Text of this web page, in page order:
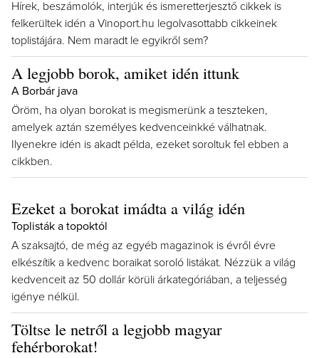
Hírek, beszámolók, interjúk és ismeretterjesztő cikkek is
felkerültek idén a Vinoport.hu legolvasottabb cikkeinek
toplistájára. Nem maradt le egyikről sem?
A legjobb borok, amiket idén ittunk
A Borbár java
Öröm, ha olyan borokat is megismerünk a teszteken,
amelyek aztán személyes kedvenceinkké válhatnak.
Ilyenekre idén is akadt példa, ezeket soroltuk fel ebben a
cikkben.
Ezeket a borokat imádta a világ idén
Toplisták a topoktól
A szaksajtó, de még az egyéb magazinok is évről évre
elkészítik a kedvenc boraikat soroló listákat. Nézzük a világ
kedvenceit az 50 dollár körüli árkategóriában, a teljesség
igénye nélkül.
Töltse le netről a legjobb magyar
fehérborokat!